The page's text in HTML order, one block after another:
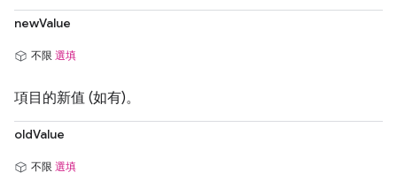
newValue
不限 選填
項目的新值 (如有)。
oldValue
不限 選填